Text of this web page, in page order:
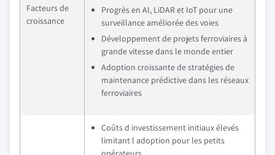
Facteurs de
croissance
Progrès en AI, LiDAR et IoT pour une
surveillance améliorée des voies
Développement de projets ferroviaires à
grande vitesse dans le monde entier
Adoption croissante de stratégies de
maintenance prédictive dans les réseaux
ferroviaires
Coûts d investissement initiaux élevés
limitant l adoption pour les petits